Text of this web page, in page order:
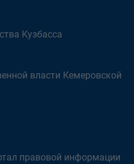
Кузбасса
власти Кемеровской
правовой информации